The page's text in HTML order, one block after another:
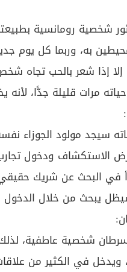
شخصية رومانسية
به، وربما كل يوم
إلا إذا شعر بالحب تجاه
مرات قليلة جدًّا، لأنه
سيجد مولود الجوزاء
الاستكشاف ودخول
في البحث عن شريك
يبحث من خلال
شخصية عاطفية،
ويدخل في الكثير من